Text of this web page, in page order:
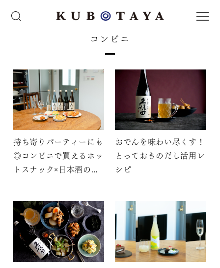
コンビニ
持ち寄りパーティーにも
◎コンビニで買えるホッ
トスナック×日本酒のお
おでんを味わい尽くす！
とっておきのだし活用レ
シピ